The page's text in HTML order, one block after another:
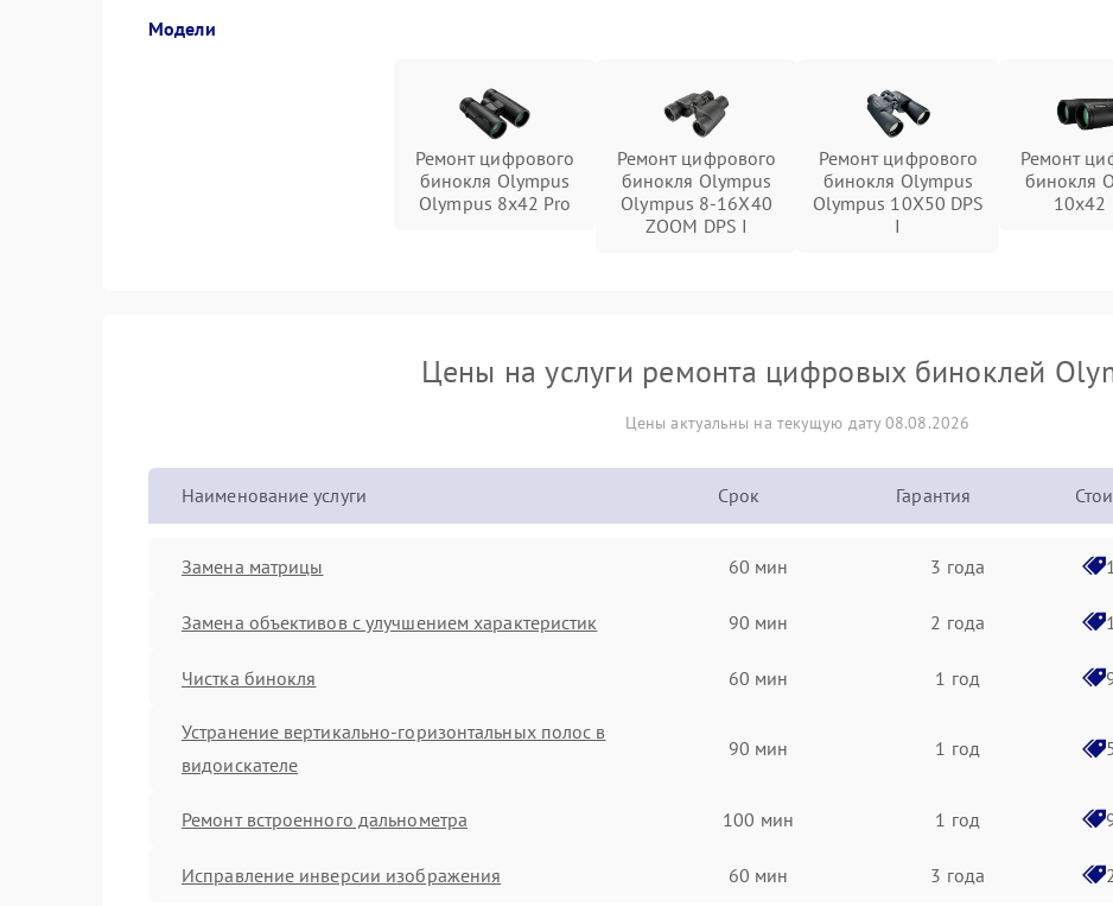
Модели
Ремонт цифрового
бинокля Olympus
Olympus 8x42 Pro
Ремонт цифрового
бинокля Olympus
Olympus 8-16X40
ZOOM DPS I
Ремонт цифрового
бинокля Olympus
Olympus 10X50 DPS
I
Ремонт
бинокля
10x42
Цены на услуги ремонта цифровых биноклей
Цены актуальны на текущую дату 08.08.2026
Наименование услуги Срок Гарантия
Замена матрицы 60 мин 3 года
Замена объективов с улучшением характеристик 90 мин 2 года
Чистка бинокля 60 мин 1 год
Устранение вертикально-горизонтальных полос в
видоискателе
90 мин 1 год
Ремонт встроенного дальнометра 100 мин 1 год
Исправление инверсии изображения 60 мин 3 года